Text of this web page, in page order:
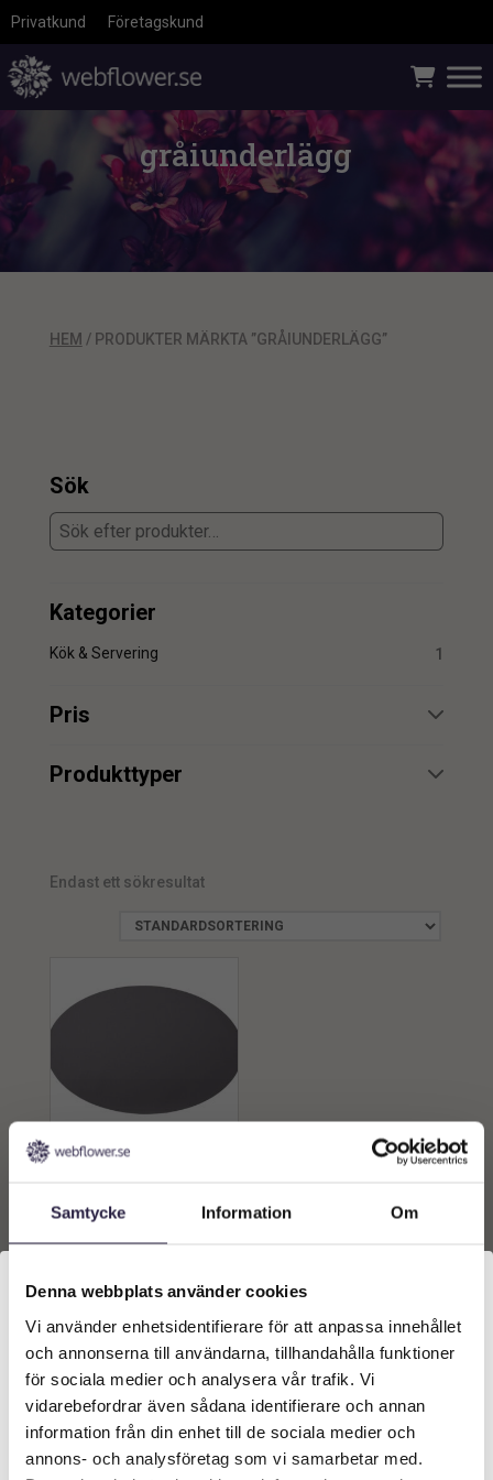
Samtycke Information Om
Denna webbplats använder cookies
Vi använder enhetsidentifierare för att anpassa innehållet
och annonserna till användarna, tillhandahålla funktioner
för sociala medier och analysera vår trafik. Vi
vidarebefordrar även sådana identifierare och annan
information från din enhet till de sociala medier och
annons- och analysföretag som vi samarbetar med.
Privatkund Företagskund
gråiunderlägg
HEM / PRODUKTER MÄRKTA ”GRÅIUNDERLÄGG”
Sök
Kategorier
Kök & Servering 1
Pris
min.
min.
Produkttyper
Endast ett sökresultat
Tallriksunderlägg oval
Lägg till i
Välkommen till Webflower
Vilken typ av kund är du? Du kan alltid justera ditt val
längst upp på sidan.
Företagskund (exkl. moms)